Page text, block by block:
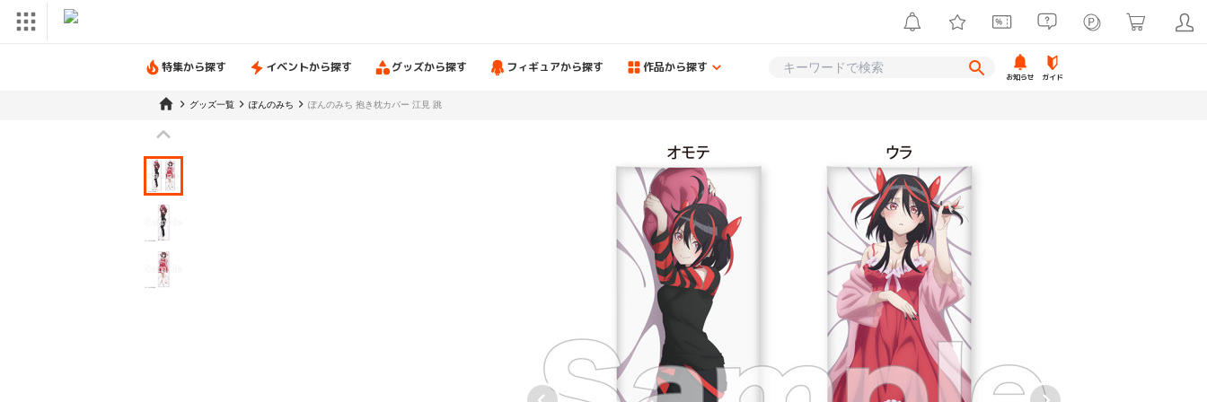
特集から探す イベントから探す グッズから探す フィギュアから探す 作品から探す
お知らせ ガイド
グッズ一覧 ぽんのみち ぽんのみち 抱き枕カバー 江見 跳